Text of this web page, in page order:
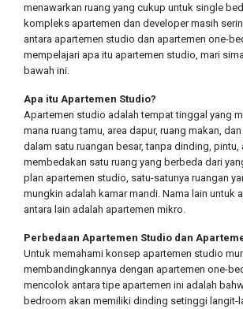
menawarkan ruang yang cukup untuk single
kompleks apartemen dan developer masih
antara apartemen studio dan apartemen one-
mempelajari apa itu apartemen studio, mari
bawah ini.
Apa itu Apartemen Studio?
Apartemen studio adalah tempat tinggal yang
mana ruang tamu, area dapur, ruang makan,
dalam satu ruangan besar, tanpa dinding, pintu,
membedakan satu ruang yang berbeda dari
plan apartemen studio, satu-satunya ruangan
mungkin adalah kamar mandi. Nama lain untuk
antara lain adalah apartemen mikro.
Perbedaan Apartemen Studio dan
Untuk memahami konsep apartemen studio
membandingkannya dengan apartemen one-
mencolok antara tipe apartemen ini adalah
bedroom akan memiliki dinding setinggi langit-